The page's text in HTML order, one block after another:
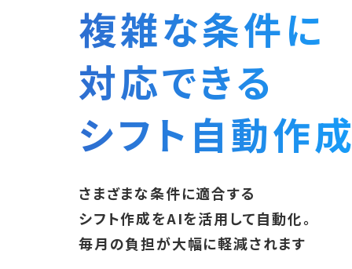
複雑な条件に
対応できる
シフト自動作成
さまざまな条件に適合する
シフト作成をAIを活用して自動化。
毎月の負担が大幅に軽減されます